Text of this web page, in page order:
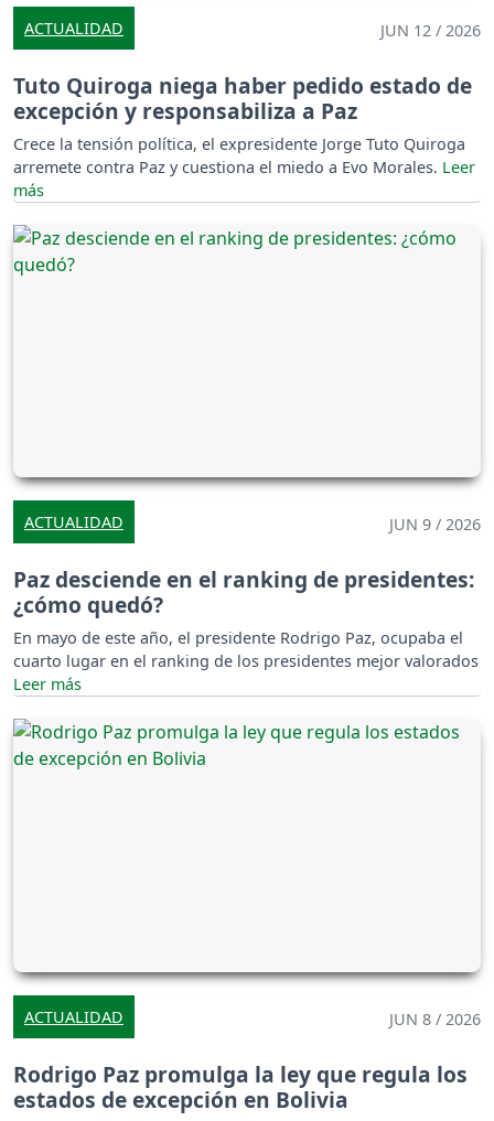
ACTUALIDAD JUN 12 / 2026
Tuto Quiroga niega haber pedido estado de
excepción y responsabiliza a Paz
Crece la tensión política, el expresidente Jorge Tuto Quiroga
arremete contra Paz y cuestiona el miedo a Evo Morales.
ACTUALIDAD JUN 9 / 2026
Paz desciende en el ranking de presidentes:
¿cómo quedó?
En mayo de este año, el presidente Rodrigo Paz, ocupaba el
cuarto lugar en el ranking de los presidentes mejor valorados
ACTUALIDAD JUN 8 / 2026
Rodrigo Paz promulga la ley que regula los
estados de excepción en Bolivia